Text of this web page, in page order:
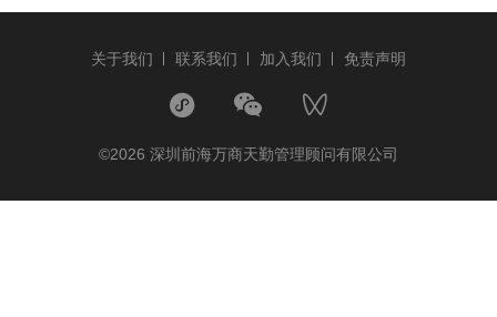
关于我们 联系我们 加入我们 免责声明
©2026 深圳前海万商天勤管理顾问有限公司